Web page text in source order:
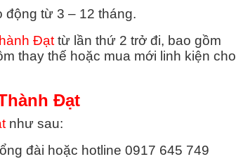
động từ 3 – 12 tháng.
Đạttừ lần thứ 2 trở đi, bao gồm
thay thế hoặc mua mới linh kiện cho
Đạt
như sau:
đài hoặc hotline 0917 645 749